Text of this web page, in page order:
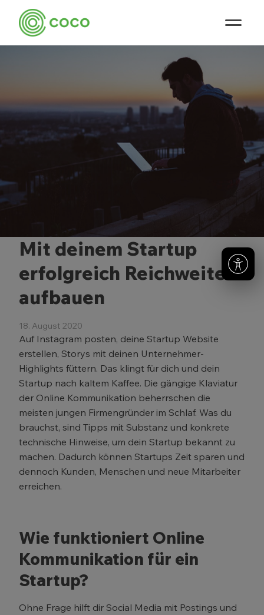
Mit deinem Startup
erfolgreich Reichweite
aufbauen
18. August 2020
Auf Instagram posten, deine Startup Website
erstellen, Storys mit deinen Unternehmer-
Highlights füttern. Das klingt für dich und dein
Startup nach kaltem Kaffee. Die gängige Klaviatur
der Online Kommunikation beherrschen die
meisten jungen Firmengründer im Schlaf. Was du
brauchst, sind Tipps mit Substanz und konkrete
technische Hinweise, um dein Startup bekannt zu
machen. Dadurch können Startups Zeit sparen und
dennoch Kunden, Menschen und neue Mitarbeiter
erreichen.
Wie funktioniert Online
Kommunikation für ein
Startup?
Ohne Frage hilft dir Social Media mit Postings und